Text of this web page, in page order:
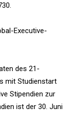
Executive-
des 21-
mit Studienstart
Stipendien zur
ist der 30. Juni